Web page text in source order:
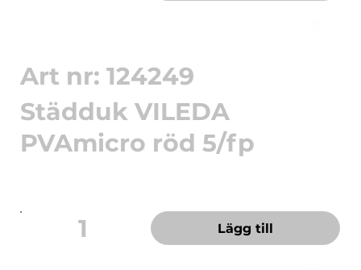
1 Lägg till
Art nr: 124249
Städduk VILEDA
PVAmicro röd 5/fp